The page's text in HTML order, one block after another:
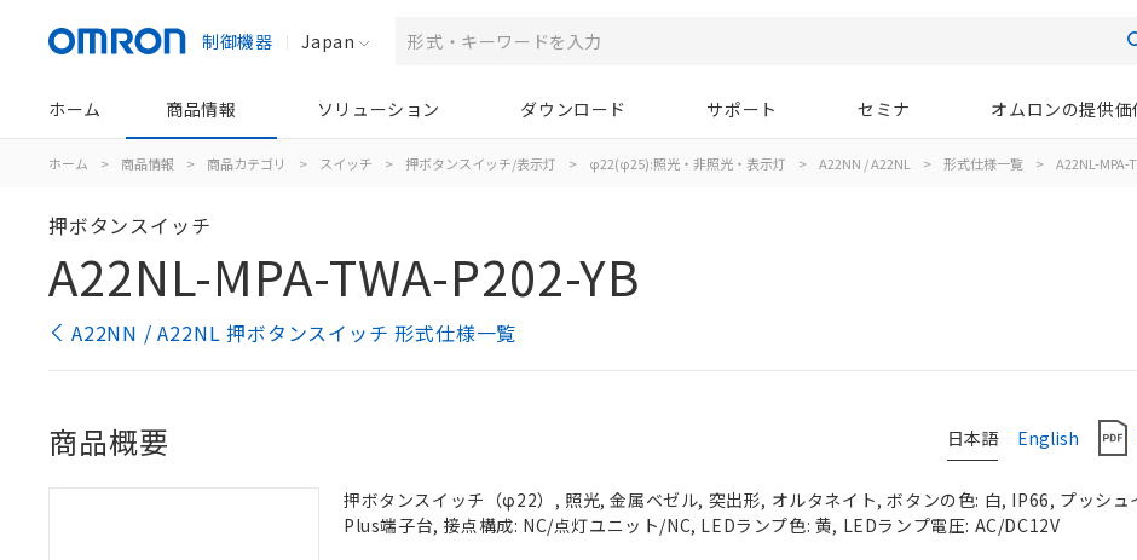
制御機器 Japan
ホーム 商品情報 ソリューション ダウンロード サポート セミナ オムロンの提供価
ホーム > 商品情報 > 商品カテゴリ > スイッチ > 押ボタンスイッチ/表示灯 > φ22(φ25):照光・非照光・表示灯 > A22NN / A22NL > 形式仕様一覧 > A22NL-MPA-
押ボタンスイッチ
A22NL-MPA-TWA-P202-YB
A22NN / A22NL 押ボタンスイッチ 形式仕様一覧
日本語 English
商品概要
押ボタンスイッチ（φ22）, 照光, 金属ベゼル, 突出形, オルタネイト, ボタンの色: 白, IP66, プッシュ
Plus端子台, 接点構成: NC/点灯ユニット/NC, LEDランプ色: 黄, LEDランプ電圧: AC/DC12V